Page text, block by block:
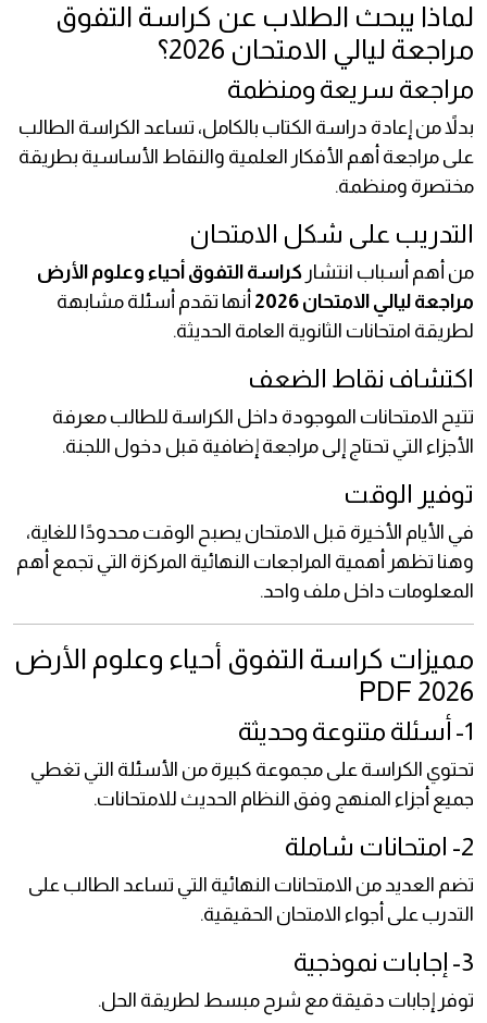
لماذا يبحث الطلاب عن كراسة التفوق
مراجعة ليالي الامتحان 2026؟
مراجعة سريعة ومنظمة
بدلاً من إعادة دراسة الكتاب بالكامل، تساعد الكراسة الطالب
على مراجعة أهم الأفكار العلمية والنقاط الأساسية بطريقة
مختصرة ومنظمة.
التدريب على شكل الامتحان
من أهم أسباب انتشار كراسة التفوق أحياء وعلوم الأرض
مراجعة ليالي الامتحان 2026
أنها تقدم أسئلة مشابهة
لطريقة امتحانات الثانوية العامة الحديثة.
اكتشاف نقاط الضعف
تتيح الامتحانات الموجودة داخل الكراسة للطالب معرفة
الأجزاء التي تحتاج إلى مراجعة إضافية قبل دخول اللجنة.
توفير الوقت
في الأيام الأخيرة قبل الامتحان يصبح الوقت محدودًا للغاية،
وهنا تظهر أهمية المراجعات النهائية المركزة التي تجمع أهم
المعلومات داخل ملف واحد.
مميزات كراسة التفوق أحياء وعلوم الأرض
2026 PDF
1- أسئلة متنوعة وحديثة
تحتوي الكراسة على مجموعة كبيرة من الأسئلة التي تغطي
جميع أجزاء المنهج وفق النظام الحديث للامتحانات.
2- امتحانات شاملة
تضم العديد من الامتحانات النهائية التي تساعد الطالب على
التدرب على أجواء الامتحان الحقيقية.
3- إجابات نموذجية
توفر إجابات دقيقة مع شرح مبسط لطريقة الحل.